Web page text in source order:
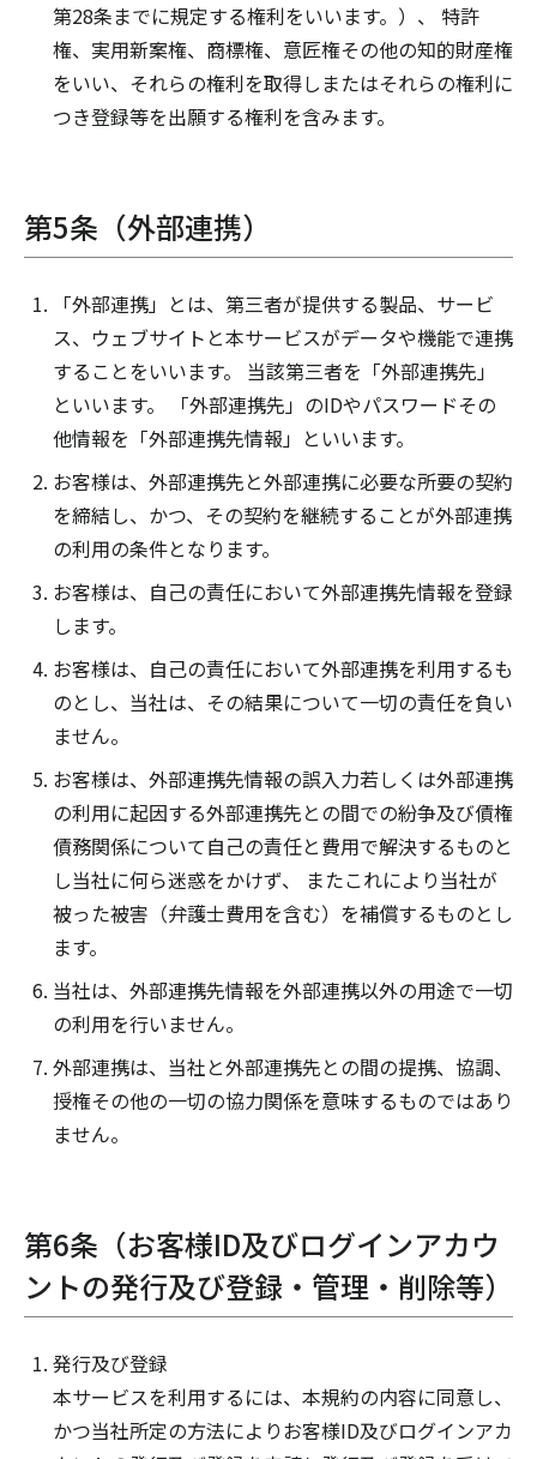
第28条までに規定する権利をいいます。）、 特許
権、実用新案権、商標権、意匠権その他の知的財産権
をいい、それらの権利を取得しまたはそれらの権利に
つき登録等を出願する権利を含みます。
第5条（外部連携）
「外部連携」とは、第三者が提供する製品、サービ
ス、ウェブサイトと本サービスがデータや機能で連携
することをいいます。 当該第三者を「外部連携先」
といいます。 「外部連携先」のIDやパスワードその
他情報を「外部連携先情報」といいます。
お客様は、外部連携先と外部連携に必要な所要の契約
を締結し、かつ、その契約を継続することが外部連携
の利用の条件となります。
お客様は、自己の責任において外部連携先情報を登録
します。
お客様は、自己の責任において外部連携を利用するも
のとし、当社は、その結果について一切の責任を負い
ません。
お客様は、外部連携先情報の誤入力若しくは外部連携
の利用に起因する外部連携先との間での紛争及び債権
債務関係について自己の責任と費用で解決するものと
し当社に何ら迷惑をかけず、 またこれにより当社が
被った被害（弁護士費用を含む）を補償するものとし
ます。
当社は、外部連携先情報を外部連携以外の用途で一切
の利用を行いません。
外部連携は、当社と外部連携先との間の提携、協調、
授権その他の一切の協力関係を意味するものではあり
ません。
第6条（お客様ID及びログインアカウ
ントの発行及び登録・管理・削除等）
発行及び登録
本サービスを利用するには、本規約の内容に同意し、
かつ当社所定の方法によりお客様ID及びログインアカ